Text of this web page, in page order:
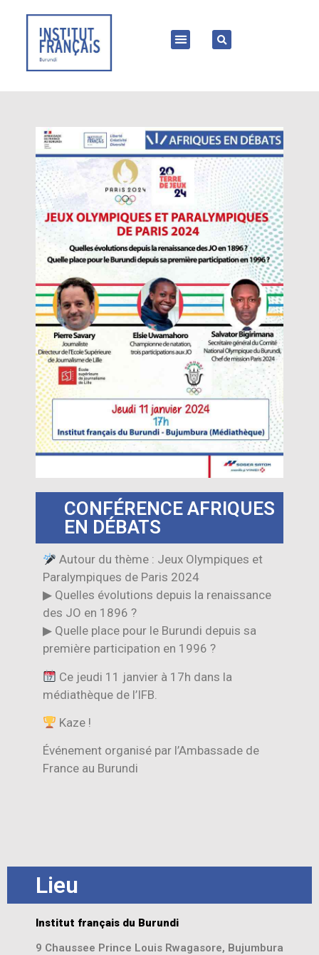
CONFÉRENCE AFRIQUES
EN DÉBATS
Autour du thème : Jeux Olympiques et
Paralympiques de Paris 2024
▶ Quelles évolutions depuis la renaissance
des JO en 1896 ?
▶ Quelle place pour le Burundi depuis sa
première participation en 1996 ?
Ce jeudi 11 janvier à 17h dans la
médiathèque de l’IFB.
Kaze !
Événement organisé par l’Ambassade de
France au Burundi
Lieu
Institut français du Burundi
9 Chaussee Prince Louis Rwagasore, Bujumbura